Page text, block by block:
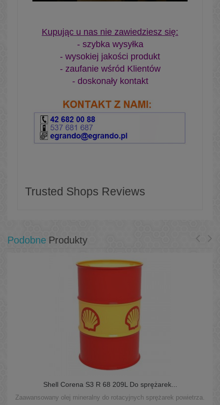
Kupując u nas nie zawiedziesz się:
- szybka wysyłka
- wysokiej jakości produkt
- zaufanie wśród Klientów
- doskonały kontakt
Trusted Shops Reviews
Podobne Produkty
Shell Corena S3 R 68 209L Do sprężarek...
Zaawansowany olej mineralny do rotacyjnych sprężarek powietrza.